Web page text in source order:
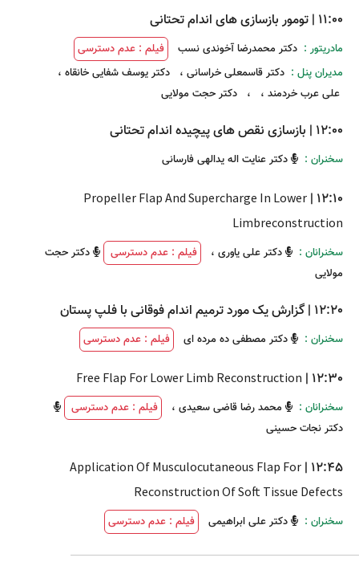
11:00
| تومور بازسازی های اندام تحتانی
مادریتور : دکتر محمدرضا آخوندی نسب
فیلم : عدم دسترسی
مدیران پنل : دکتر قاسمعلی خراسانی ، دکتر یوسف شفایی خانقاه ،
علی عرب خردمند ، ، دکتر حجت مولایی
12:00
| بازسازی نقص های پیچیده اندام تحتانی
سخنران : دکتر عنایت اله یدالهی فارسانی
12:10
|
Propeller Flap And Supercharge In Lower
Limbreconstruction
سخنرانان :
دکتر علی یاوری ، فیلم : عدم دسترسی
دکتر حجت
مولایی
12:20
|گزارش یک مورد ترمیم اندام فوقانی با فلپ پستان
سخنران : دکتر مصطفی ده مرده ای فیلم : عدم دسترسی
12:30
|
Free Flap For Lower Limb Reconstruction
سخنرانان :
محمد رضا قاضی سعیدی ،
فیلم : عدم دسترسی
دکتر نجات حسینی
12:45
|
Application Of Musculocutaneous Flap For
Reconstruction Of Soft Tissue Defects
سخنران :
دکتر علی ابراهیمی فیلم : عدم دسترسی